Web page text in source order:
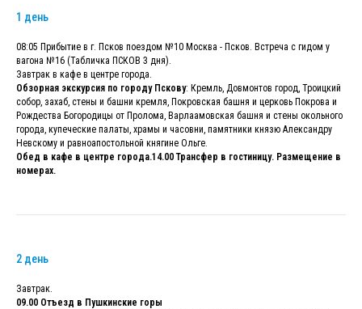
1 день
08:05 Прибытие в г. Псков поездом №10 Москва - Псков. Встреча с гидом у
вагона №16 (Табличка ПСКОВ 3 дня).
Завтрак в кафе в центре города.
Обзорная экскурсия по городу Пскову: Кремль, Довмонтов город, Троицкий
собор, захаб, стены и башни кремля, Покровская башня и церковь Покрова и
Рождества Богородицы от Пролома, Варлаамовская башня и стены окольного
города, купеческие палаты, храмы и часовни, памятники князю Александру
Невскому и равноапостольной княгине Ольге.
Обед в кафе в центре города.14.00 Трансфер в гостиницу. Размещение в
номерах.
2 день
Завтрак.
09.00 Отъезд в Пушкинские горы